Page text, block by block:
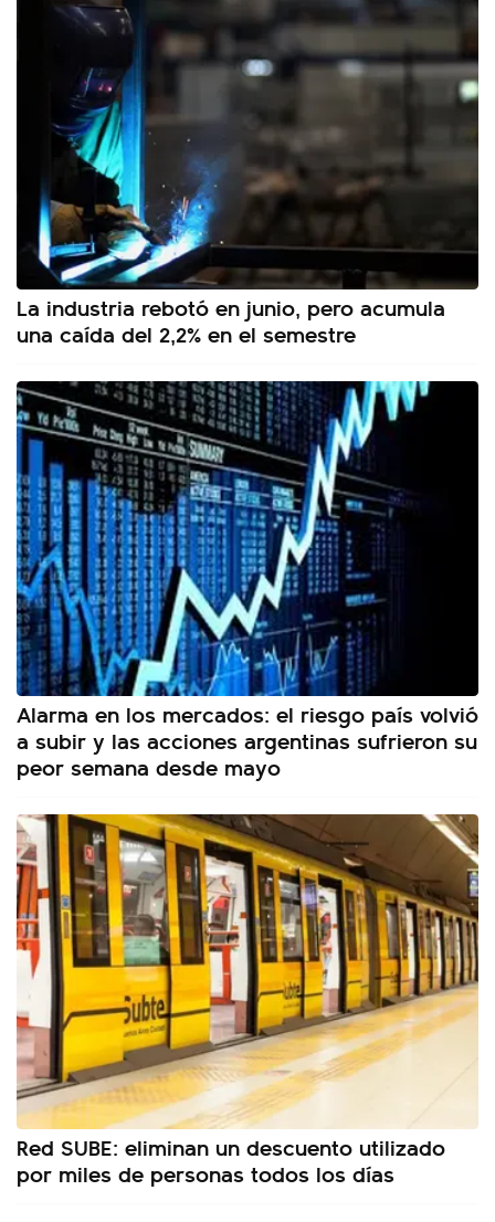
La industria rebotó en junio, pero acumula
una caída del 2,2% en el semestre
Alarma en los mercados: el riesgo país volvió
a subir y las acciones argentinas sufrieron su
peor semana desde mayo
Red SUBE: eliminan un descuento utilizado
por miles de personas todos los días